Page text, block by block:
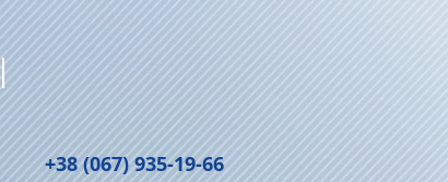
+38 (067) 935-19-66